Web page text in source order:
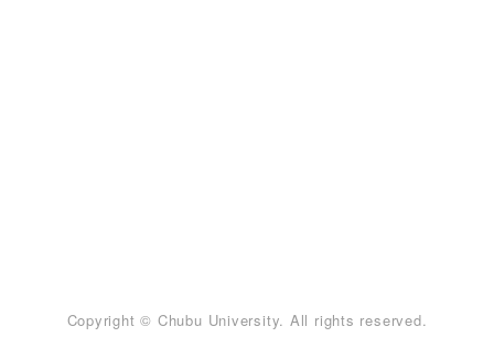
Copyright © Chubu University. All rights reserved.